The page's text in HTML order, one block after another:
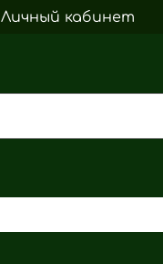
Личный кабинет